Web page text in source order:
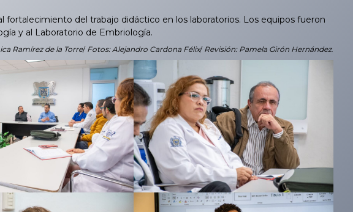
del trabajo didáctico en los laboratorios. Los equipos fueron
y al Laboratorio de Embriología.
Ramírez de la Torre/ Fotos: Alejandro Cardona Félix/ Revisión: Pamela Girón Hernández.